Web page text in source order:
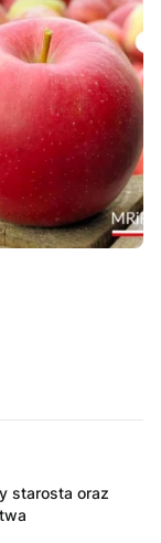
starosta oraz